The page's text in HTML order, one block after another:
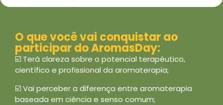
O que você vai conquistar ao
participar do AromasDay:
☑️ Terá clareza sobre o potencial terapêutico,
científico e profissional da aromaterapia;
☑️ Vai perceber a diferença entre aromaterapia
baseada em ciência e senso comum;